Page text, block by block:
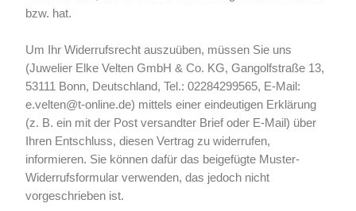
bzw. hat.
Um Ihr Widerrufsrecht auszuüben, müssen Sie uns
(Juwelier Elke Velten GmbH & Co. KG, Gangolfstraße 13,
53111 Bonn, Deutschland, Tel.: 02284299565, E-Mail:
e.velten@t-online.de) mittels einer eindeutigen Erklärung
(z. B. ein mit der Post versandter Brief oder E-Mail) über
Ihren Entschluss, diesen Vertrag zu widerrufen,
informieren. Sie können dafür das beigefügte Muster-
Widerrufsformular verwenden, das jedoch nicht
vorgeschrieben ist.